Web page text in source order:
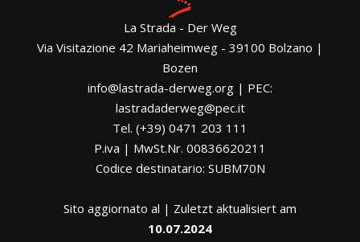
La Strada - Der Weg
Via Visitazione 42 Mariaheimweg - 39100 Bolzano |
Bozen
info@lastrada-derweg.org | PEC:
lastradaderweg@pec.it
Tel. (+39) 0471 203 111
P.iva | MwSt.Nr. 00836620211
Codice destinatario: SUBM70N
Sito aggiornato al | Zuletzt aktualisiert am
10.07.2024